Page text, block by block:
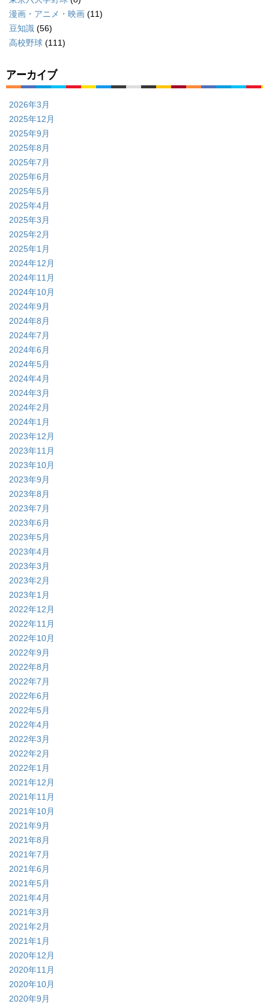
漫画・アニメ・映画 (11)
豆知識 (56)
高校野球 (111)
アーカイブ
2026年3月
2025年12月
2025年9月
2025年8月
2025年7月
2025年6月
2025年5月
2025年4月
2025年3月
2025年2月
2025年1月
2024年12月
2024年11月
2024年10月
2024年9月
2024年8月
2024年7月
2024年6月
2024年5月
2024年4月
2024年3月
2024年2月
2024年1月
2023年12月
2023年11月
2023年10月
2023年9月
2023年8月
2023年7月
2023年6月
2023年5月
2023年4月
2023年3月
2023年2月
2023年1月
2022年12月
2022年11月
2022年10月
2022年9月
2022年8月
2022年7月
2022年6月
2022年5月
2022年4月
2022年3月
2022年2月
2022年1月
2021年12月
2021年11月
2021年10月
2021年9月
2021年8月
2021年7月
2021年6月
2021年5月
2021年4月
2021年3月
2021年2月
2021年1月
2020年12月
2020年11月
2020年10月
2020年9月